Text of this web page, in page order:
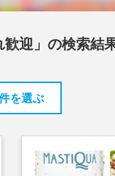
歓迎」の検索結
を選ぶ